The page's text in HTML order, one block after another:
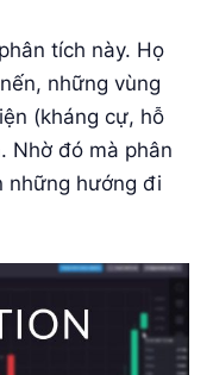
tích này. Họ
những vùng
(kháng cự, hỗ
Nhờ đó mà phân
những hướng đi